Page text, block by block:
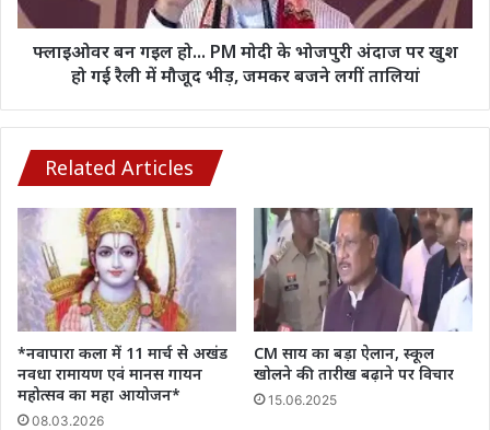
दस्तावेज
अंदाज
मौजूद
भीड़,
जमकर
बजने
लगीं
तालियां
फ्लाइओवर बन गइल हो... PM मोदी के भोजपुरी अंदाज पर खुश
हो गई रैली में मौजूद भीड़, जमकर बजने लगीं तालियां
Related Articles
*नवापारा कला में 11 मार्च से अखंड
नवधा रामायण एवं मानस गायन
महोत्सव का महा आयोजन*
08.03.2026
CM साय का बड़ा ऐलान, स्कूल
खोलने की तारीख बढ़ाने पर विचार
15.06.2025